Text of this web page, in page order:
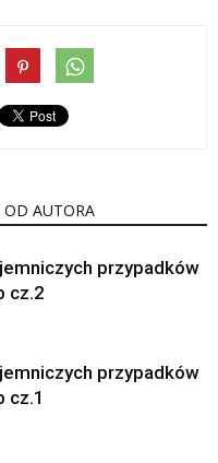
OD AUTORA
przypadków
cz.2
przypadków
cz.1